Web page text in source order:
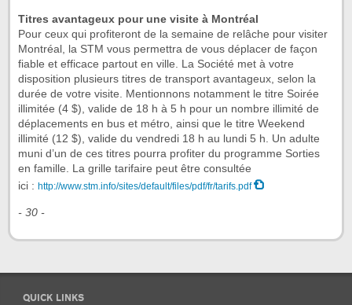
Titres avantageux pour une visite à Montréal
Pour ceux qui profiteront de la semaine de relâche pour visiter
Montréal, la STM vous permettra de vous déplacer de façon
fiable et efficace partout en ville. La Société met à votre
disposition plusieurs titres de transport avantageux, selon la
durée de votre visite. Mentionnons notamment le titre Soirée
illimitée (4 $), valide de 18 h à 5 h pour un nombre illimité de
déplacements en bus et métro, ainsi que le titre Weekend
illimité (12 $), valide du vendredi 18 h au lundi 5 h. Un adulte
muni d’un de ces titres pourra profiter du programme Sorties
en famille. La grille tarifaire peut être consultée
ici : http://www.stm.info/sites/default/files/pdf/fr/tarifs.pdf
- 30 -
QUICK LINKS